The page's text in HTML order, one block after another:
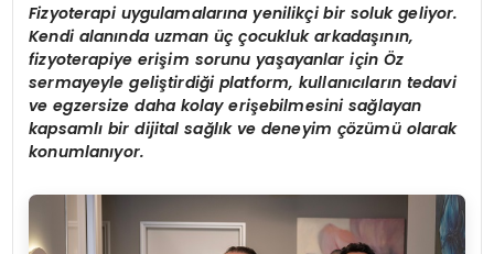
Fizyoterapi uygulamalarına yenilikçi bir soluk geliyor.
Kendi alanında uzman üç çocukluk arkadaşının,
fizyoterapiye erişim sorunu yaşayanlar için Öz
sermayeyle geliştirdiği platform, kullanıcıların tedavi
ve egzersize daha kolay erişebilmesini sağlayan
kapsamlı bir dijital sağlık ve deneyim çözümü olarak
konumlanıyor.